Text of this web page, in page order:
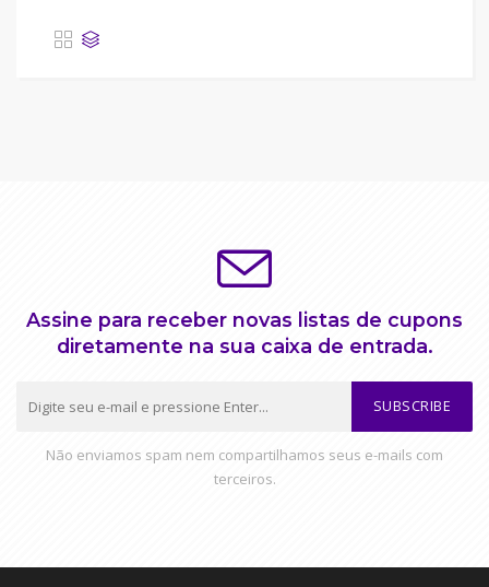
Assine para receber novas listas de cupons
diretamente na sua caixa de entrada.
SUBSCRIBE
Não enviamos spam nem compartilhamos seus e-mails com
terceiros.